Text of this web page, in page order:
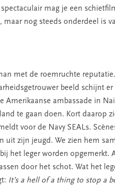
mag je een
maar nog steeds onderdeel is
met de roemruchte
beeld schijnt
Amerikaanse ambassade in
te gaan doen. Kort daarop
voor de Navy SEALs.
uit zijn jeugd. We zien hem
het leger worden opgemerkt.
door het schot. Wat het
It’s a hell of a thing to stop a